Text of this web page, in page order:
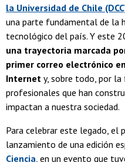
la Universidad de Chile
una parte fundamental de la
tecnológico del país. Y este
una trayectoria marcada
primer correo electrónico
Internet y, sobre todo, por
profesionales que han
impactan a nuestra sociedad.
Para celebrar este legado, el
lanzamiento de una edición
Ciencia , en un evento que